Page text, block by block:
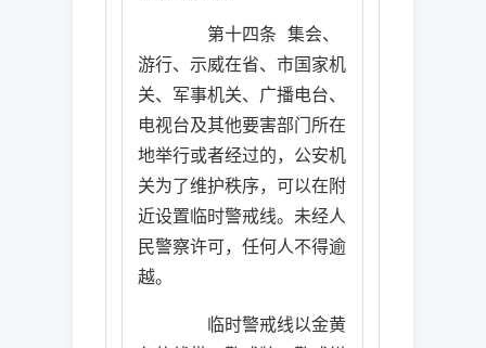
第十四条 集会、
游行、示威在省、市国家机
关、军事机关、广播电台、
电视台及其他要害部门所在
地举行或者经过的，公安机
关为了维护秩序，可以在附
近设置临时警戒线。未经人
民警察许可，任何人不得逾
越。
临时警戒线以金黄